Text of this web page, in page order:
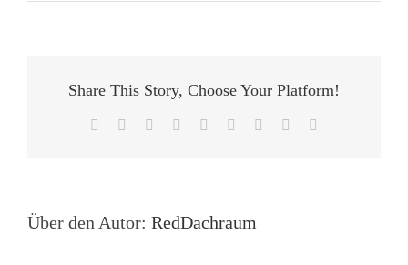
Share This Story, Choose Your Platform!
Facebook Reddit LinkedInWhatsApp
TumblrPinterest
Über den Autor: RedDachraum